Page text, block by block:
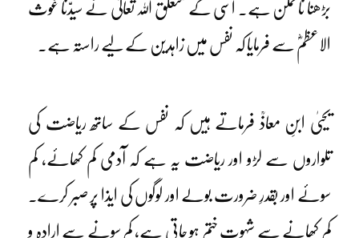
بڑھنا ناممکن ہے۔ اسی کے متعلق اللہ تعالیٰ نے سیدّنا غوث
الاعظمؓ سے فرمایا کہ نفس میں زاہدین کے لیے راستہ ہے۔
یحییٰ ابنِ معاذؒ فرماتے ہیں کہ نفس کے ساتھ ریاضت کی
تلواروں سے لڑو اور ریاضت یہ ہے کہ آدمی کم کھائے، کم
سوئے اور بقدرِ ضرورت بولے اور لوگوں کی ایذا پر صبر کرے۔
کم کھانے سے شہوت ختم ہو جاتی ہے، کم سونے سے ارادہ و